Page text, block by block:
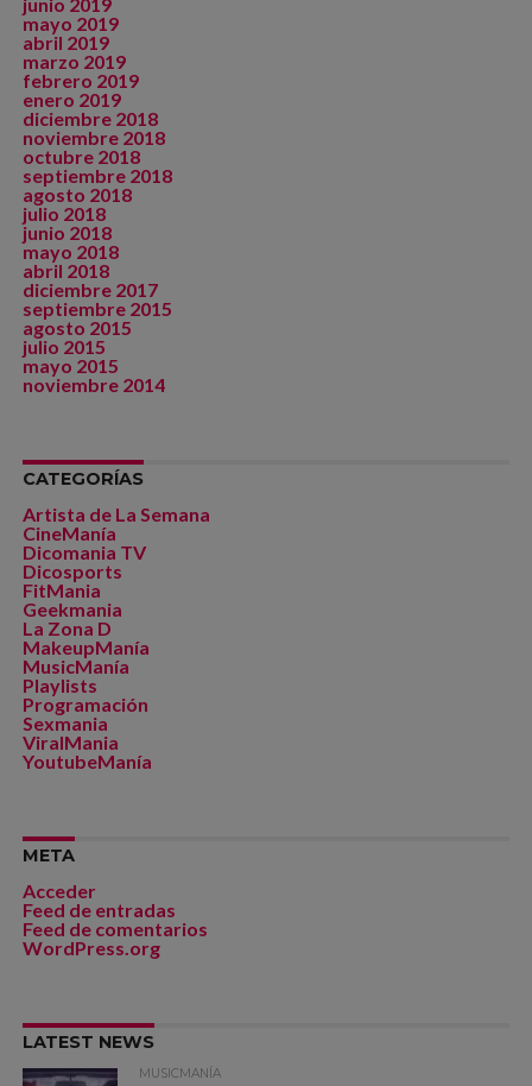
mayo 2019
abril 2019
marzo 2019
febrero 2019
enero 2019
diciembre 2018
noviembre 2018
octubre 2018
septiembre 2018
agosto 2018
julio 2018
junio 2018
mayo 2018
abril 2018
diciembre 2017
septiembre 2015
agosto 2015
julio 2015
mayo 2015
noviembre 2014
CATEGORÍAS
Artista de La Semana
CineManía
Dicomania TV
Dicosports
FitMania
Geekmania
La Zona D
MakeupManía
MusicManía
Playlists
Programación
Sexmania
ViralMania
YoutubeManía
META
Acceder
Feed de entradas
Feed de comentarios
WordPress.org
LATEST NEWS
MUSICMANÍA